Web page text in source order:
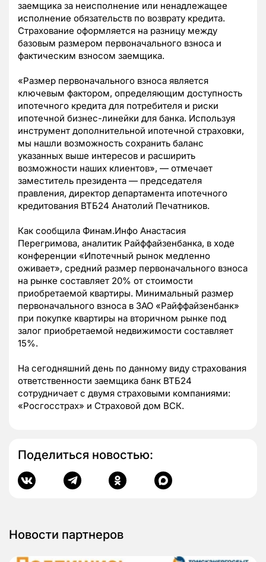
заемщика за неисполнение или ненадлежащее
исполнение обязательств по возврату кредита.
Страхование оформляется на разницу между
базовым размером первоначального взноса и
фактическим взносом заемщика.
«Размер первоначального взноса является
ключевым фактором, определяющим доступность
ипотечного кредита для потребителя и риски
ипотечной бизнес-линейки для банка. Используя
инструмент дополнительной ипотечной страховки,
мы нашли возможность сохранить баланс
указанных выше интересов и расширить
возможности наших клиентов», — отмечает
заместитель президента — председателя
правления, директор департамента ипотечного
кредитования ВТБ24 Анатолий Печатников.
Как сообщила Финам.Инфо Анастасия
Перегримова, аналитик Райффайзенбанка, в ходе
конференции «Ипотечный рынок медленно
оживает», средний размер первоначального взноса
на рынке составляет 20% от стоимости
приобретаемой квартиры. Минимальный размер
первоначального взноса в ЗАО «Райффайзенбанк»
при покупке квартиры на вторичном рынке под
залог приобретаемой недвижимости составляет
15%.
На сегодняшний день по данному виду страхования
ответственности заемщика банк ВТБ24
сотрудничает с двумя страховыми компаниями:
«Росгосстрах» и Страховой дом ВСК.
Поделиться новостью:
Новости партнеров